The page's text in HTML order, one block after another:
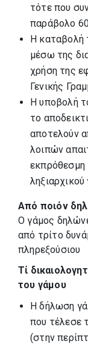
τότε που
παράβολο
Η καταβολή
μέσω της
χρήση της
Γενικής
Η υποβολή
το
αποτελούν
λοιπών
εκπρόθεσμη
Από ποιόν
Ο γάμος
από τρίτο
πληρεξούσιου
Τί
του γάμου
Η δήλωση
που τέλεσε
(στην